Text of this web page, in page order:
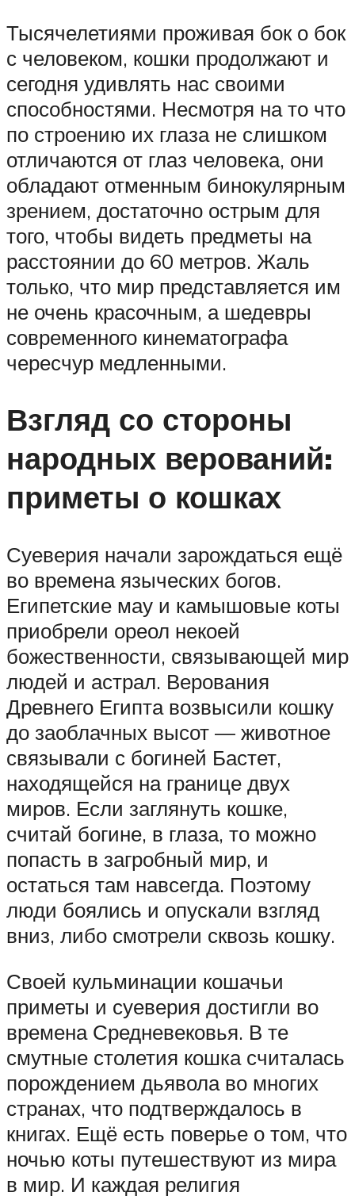
Тысячелетиями проживая бок о бок
с человеком, кошки продолжают и
сегодня удивлять нас своими
способностями. Несмотря на то что
по строению их глаза не слишком
отличаются от глаз человека, они
обладают отменным бинокулярным
зрением, достаточно острым для
того, чтобы видеть предметы на
расстоянии до 60 метров. Жаль
только, что мир представляется им
не очень красочным, а шедевры
современного кинематографа
чересчур медленными.
Взгляд со стороны
народных верований:
приметы о кошках
Суеверия начали зарождаться ещё
во времена языческих богов.
Египетские мау и камышовые коты
приобрели ореол некоей
божественности, связывающей мир
людей и астрал. Верования
Древнего Египта возвысили кошку
до заоблачных высот — животное
связывали с богиней Бастет,
находящейся на границе двух
миров. Если заглянуть кошке,
считай богине, в глаза, то можно
попасть в загробный мир, и
остаться там навсегда. Поэтому
люди боялись и опускали взгляд
вниз, либо смотрели сквозь кошку.
Своей кульминации кошачьи
приметы и суеверия достигли во
времена Средневековья. В те
смутные столетия кошка считалась
порождением дьявола во многих
странах, что подтверждалось в
книгах. Ещё есть поверье о том, что
ночью коты путешествуют из мира
в мир. И каждая религия